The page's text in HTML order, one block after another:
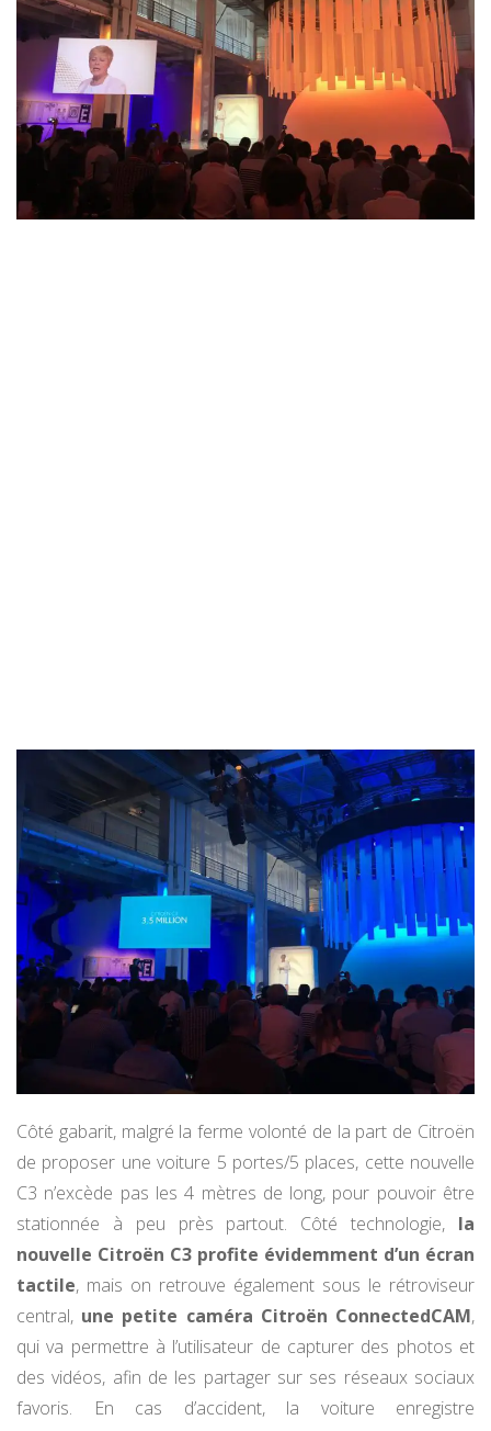
Côté gabarit, malgré la ferme volonté de la part de Citroën
de proposer une voiture 5 portes/5 places, cette nouvelle
C3 n’excède pas les 4 mètres de long, pour pouvoir être
stationnée à peu près partout. Côté technologie, la
nouvelle Citroën C3 profite évidemment d’un écran
tactile, mais on retrouve également sous le rétroviseur
central, une petite caméra Citroën ConnectedCAM,
qui va permettre à l’utilisateur de capturer des photos et
des vidéos, afin de les partager sur ses réseaux sociaux
favoris. En cas d’accident, la voiture enregistre